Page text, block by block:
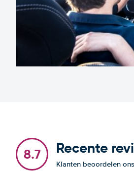
8.7 Recente
Klanten beoordelen